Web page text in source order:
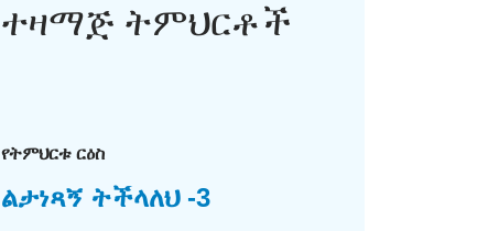
ተዛማጅ ትምህርቶች
የትምህርቱ ርዕስ
ልታነጻኝ ትችላለህ -3